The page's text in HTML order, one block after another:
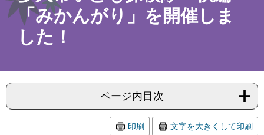
「みかんがり」を開催しま
した！
ページ内目次
印刷 文字を大きくして印刷